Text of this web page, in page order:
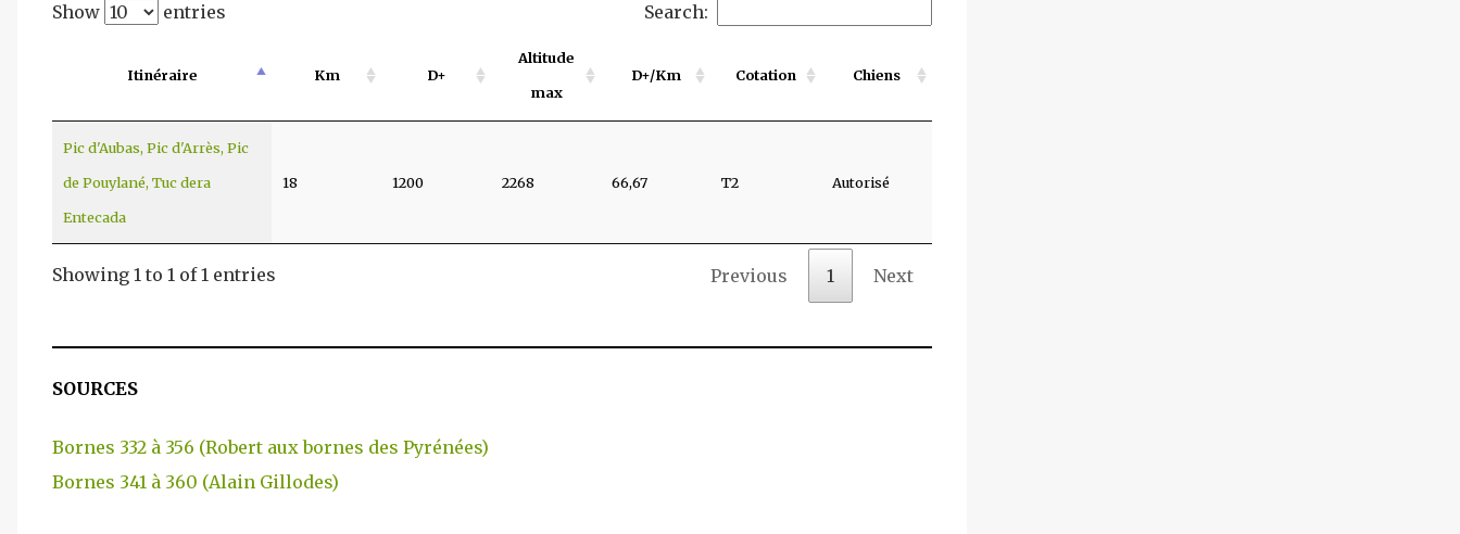
Show entries Search:
Itinéraire Km D+
Altitude
max
D+/Km Cotation Chiens
Pic d'Aubas, Pic d'Arrès, Pic
de Pouylané, Tuc dera
Entecada
18 1200 2268 66,67 T2 Autorisé
Showing 1 to 1 of 1 entries Previous 1 Next
SOURCES
Bornes 332 à 356 (Robert aux bornes des Pyrénées)
Bornes 341 à 360 (Alain Gillodes)